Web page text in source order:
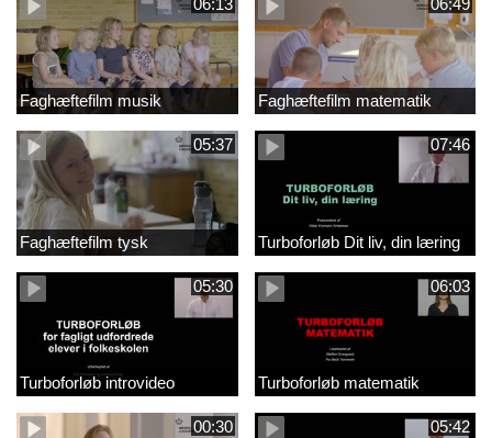
06:13
Faghæftefilm musik
06:49
Faghæftefilm matematik
05:37
Faghæftefilm tysk
07:46
Turboforløb Dit liv, din læring
05:30
Turboforløb introvideo
06:03
Turboforløb matematik
00:30 05:42